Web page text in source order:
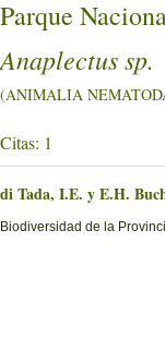
Parque
Anaplectus sp.
(ANIMALIA
Citas: 1
di Tada, I.E. y E.H.
Biodiversidad de la